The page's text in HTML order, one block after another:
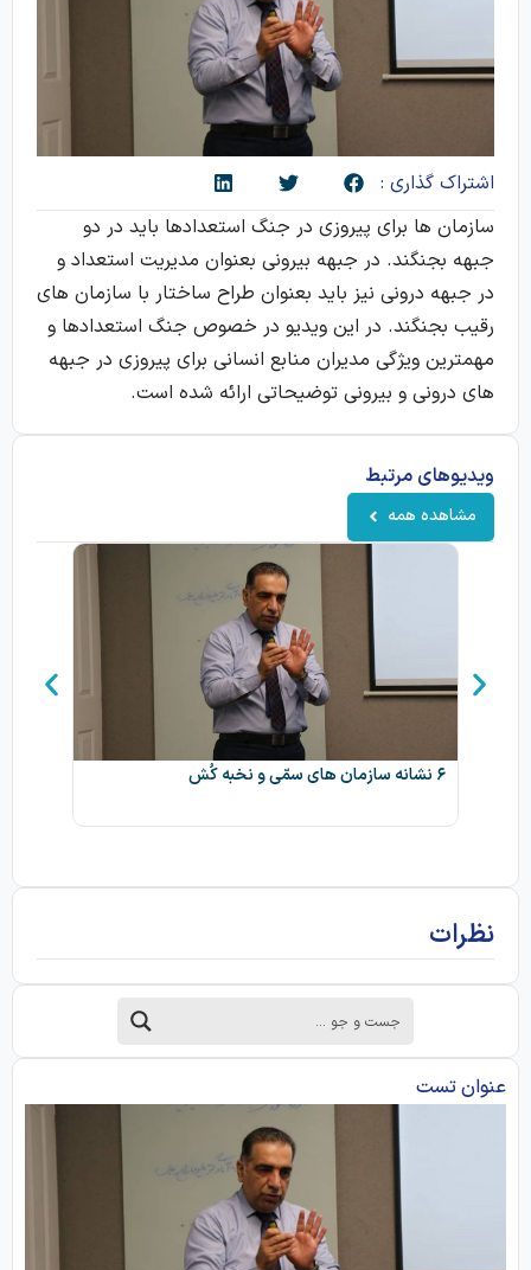
اشتراک گذاری :
سازمان ها برای پیروزی در جنگ استعدادها باید در دو
جبهه بجنگند. در جبهه بیرونی بعنوان مدیریت استعداد و
در جبهه درونی نیز باید بعنوان طراح ساختار با سازمان های
رقیب بجنگند. در این ویدیو در خصوص جنگ استعدادها و
مهمترین ویژگی مدیران منابع انسانی برای پیروزی در جبهه
های درونی و بیرونی توضیحاتی ارائه شده است.
ویدیوهای مرتبط
مشاهده همه
۶ نشانه سازمان های سمّی و نخبه کُش
نظرات
عنوان تست